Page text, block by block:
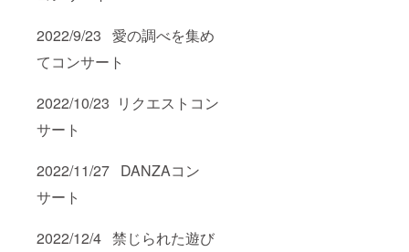
2022/9/23 愛の調べを集め
てコンサート
2022/10/23 リクエストコン
サート
2022/11/27 DANZAコン
サート
2022/12/4 禁じられた遊び